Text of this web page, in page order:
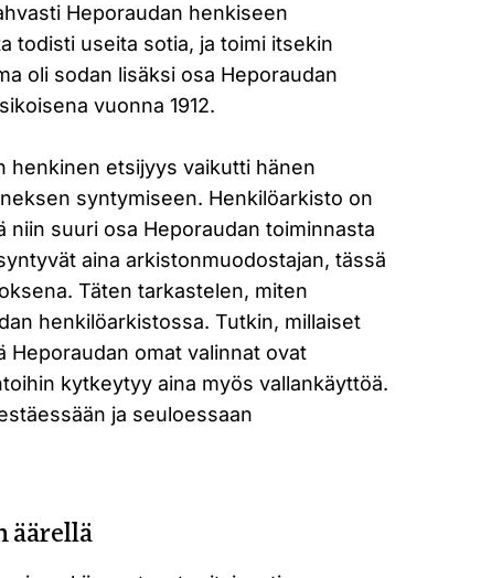
Heporaudan henkiseen
todisti useita sotia, ja toimi itsekin
oli sodan lisäksi osa Heporaudan
vuonna 1912.
henkinen etsijyys vaikutti hänen
syntymiseen. Henkilöarkisto on
suuri osa Heporaudan toiminnasta
aina arkistonmuodostajan, tässä
Täten tarkastelen, miten
henkilöarkistossa. Tutkin, millaiset
omat valinnat ovat
kytkeytyy aina myös vallankäyttöä.
ja seuloessaan
äärellä